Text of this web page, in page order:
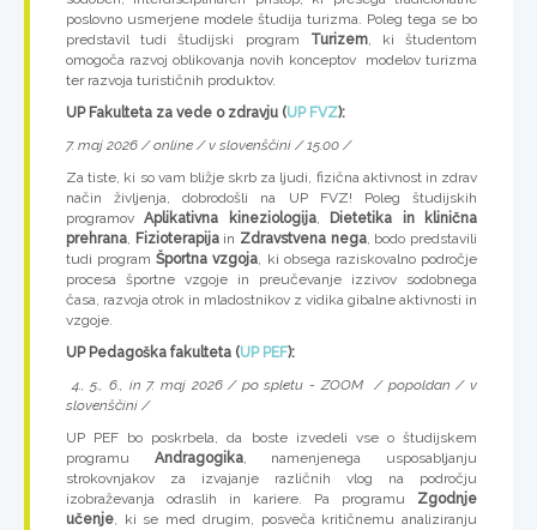
poslovno usmerjene modele študija turizma. Poleg tega se bo
predstavil tudi študijski program Turizem, ki študentom
omogoča razvoj oblikovanja novih konceptov modelov turizma
ter razvoja turističnih produktov.
UP Fakulteta za vede o zdravju (UP FVZ):
7. maj 2026 / online / v slovenščini / 15.00 /
Za tiste, ki so vam bližje skrb za ljudi, fizična aktivnost in zdrav
način življenja, dobrodošli na UP FVZ! Poleg študijskih
programovAplikativna kineziologija,
Dietetika in klinična
prehrana, Fizioterapijain Zdravstvena nega, bodo predstavili
tudi programŠportna vzgoja, ki obsega raziskovalno področje
procesa športne vzgoje in preučevanje izzivov sodobnega
časa, razvoja otrok in mladostnikov z vidika gibalne aktivnosti in
vzgoje.
UP Pedagoška fakulteta (UP PEF):
4., 5., 6., in 7. maj 2026 / po spletu - ZOOM / popoldan / v
slovenščini /
UP PEF bo poskrbela, da boste izvedeli vse o študijskem
programu Andragogika, namenjenega usposabljanju
strokovnjakov za izvajanje različnih vlog na področju
izobraževanja odraslih in kariere. Pa programu Zgodnje
učenje, ki se med drugim, posveča kritičnemu analiziranju